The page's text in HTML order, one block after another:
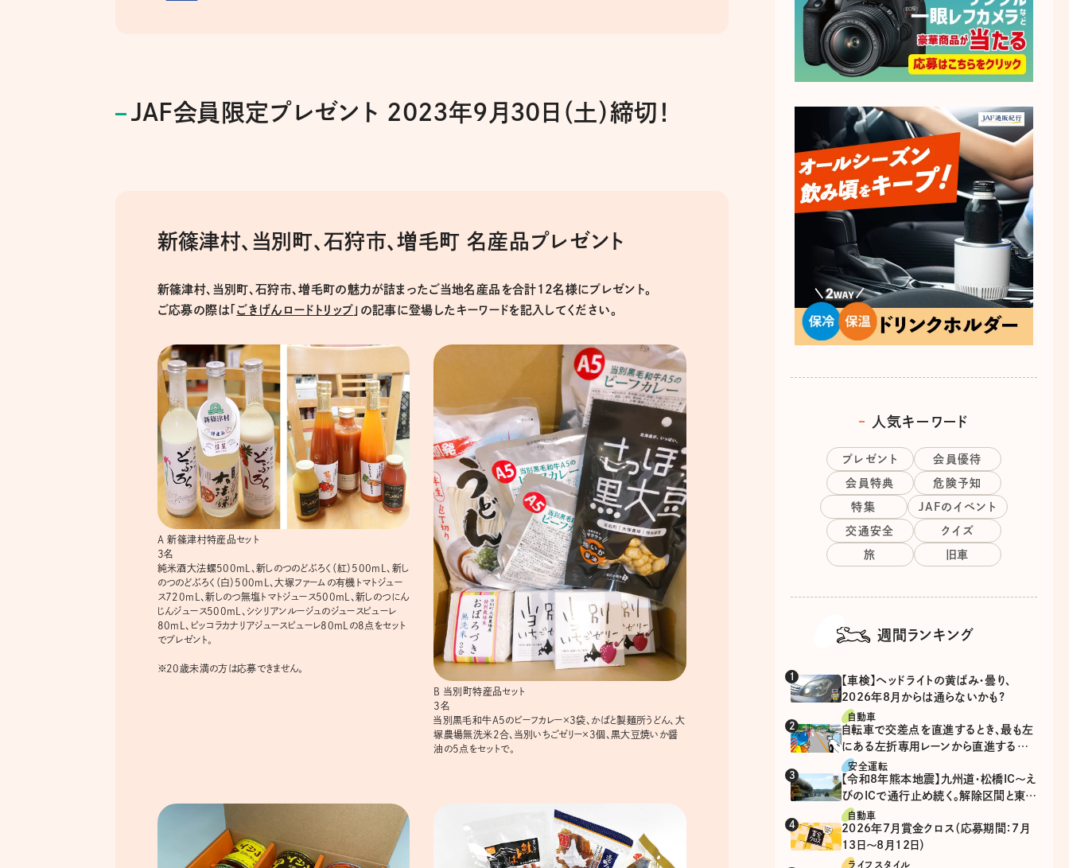
JAF会員限定プレゼント 2023年9月30日（土）締切！
新篠津村、当別町、石狩市、増毛町 名産品プレゼント
新篠津村、当別町、石狩市、増毛町の魅力が詰まったご当地名産品を合計12名様にプレゼント。
ご応募の際は「 ごきげんロードトリップ 」の記事に登場したキーワードを記入してください。
A 新篠津村特産品セット
3名
純米酒大法螺500mL、新しのつのどぶろく（紅）500mL、新し
のつのどぶろく（白）500mL、大塚ファームの有機トマトジュー
ス720mL、新しのつ無塩トマトジュース500mL、新しのつにん
じんジュース500mL、シシリアンルージュのジュースピューレ
80mL、ピッコラカナリアジュースピューレ80mLの8点をセット
でプレゼント。
※20歳未満の方は応募できません。
B 当別町特産品セット
3名
当別黒毛和牛A5のビーフカレー×3袋、かばと製麺所うどん、大
塚農場無洗米2合、当別いちごゼリー×3個、黒大豆焼いか醤
油の5点をセットで。
人気キーワード
プレゼント 会員優待
会員特典 危険予知
特集 JAFのイベント
交通安全 クイズ
旅 旧車
週間ランキング
【車検】ヘッドライトの黄ばみ・曇り、
2026年8月からは通らないかも?
自動車
自転車で交差点を直進するとき、最も左
にある左折専用レーンから直進するの
は、違反？
安全運転
【令和8年熊本地震】九州道・松橋IC～え
びのICで通行止め続く。解除区間と東九
州道の迂回ルート
自動車
2026年7月賞金クロス（応募期間：7月
13日～8月12日）
ライフスタイル